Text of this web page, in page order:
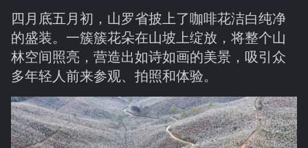
四月底五月初，山罗省披上了咖啡花洁白纯净
的盛装。一簇簇花朵在山坡上绽放，将整个山
林空间照亮，营造出如诗如画的美景，吸引众
多年轻人前来参观、拍照和体验。